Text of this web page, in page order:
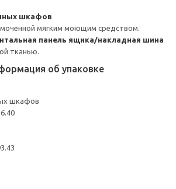
шкафов
мягким моющим средством.
панель ящика/накладная шина
тканью.
об упаковке
шкафов